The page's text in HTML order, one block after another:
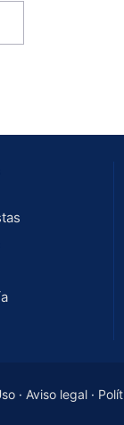
· Aviso legal ·